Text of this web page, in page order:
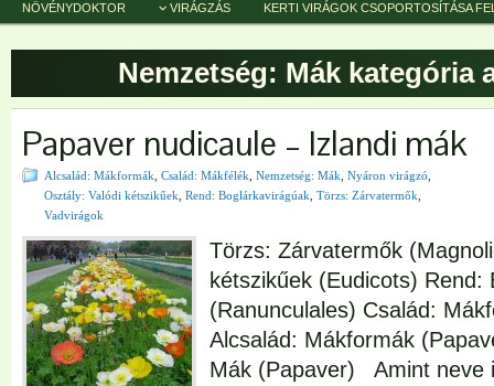
NÖVÉNYDOKTOR VIRÁGZÁS KERTI VIRÁGOK CSOPORTOSÍTÁSA
Nemzetség: Mákkategória
Papaver nudicaule – Izlandi mák
Alcsalád: Mákformák Család: Mákfélék Nemzetség: Mák Nyáron virágzó
Osztály: Valódi kétszikűek Rend: Boglárkavirágúak Törzs: Zárvatermők
Vadvirágok
Törzs: Zárvatermők
kétszikűek (Eudicots) Rend:
(Ranunculales) Család:
Alcsalád: Mákformák
Mák (Papaver) Amint neve